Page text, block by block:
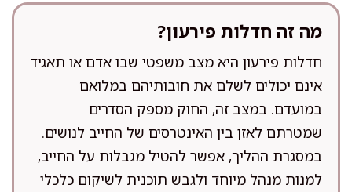
מה זה חדלות פירעון?
חדלות פירעון היא מצב משפטי שבו אדם או תאגיד
אינם יכולים לשלם את חובותיהם במלואם
במועדם. במצב זה, החוק מספק הסדרים
שמטרתם לאזן בין האינטרסים של החייב לנושים.
במסגרת ההליך, אפשר להטיל מגבלות על החייב,
למנות מנהל מיוחד ולגבש תוכנית לשיקום כלכלי